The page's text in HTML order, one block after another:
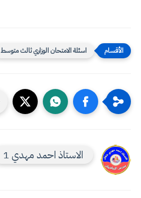
اسئلة الامتحان الوزاري ثالث متوسط
الاستاذ احمد مهدي 1